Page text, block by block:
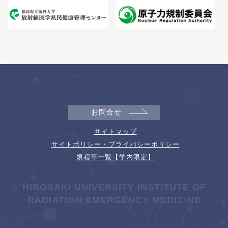
お問合せ
サイトマップ
サイトポリシー・プライバシーポリシー
規程等一覧【学内限定】
HIROSAKI UNIVERSITY INSTITUTE OF
RADIATION EMERGENCY MEDICINE